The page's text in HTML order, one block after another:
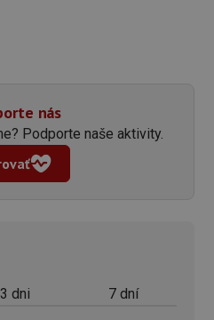
nás
Podporte naše aktivity.
3 dni 7 dní